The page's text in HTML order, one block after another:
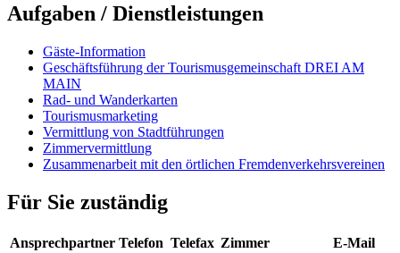
Aufgaben / Dienstleistungen
Gäste-Information
Geschäftsführung der Tourismusgemeinschaft DREI AM
MAIN
Rad- und Wanderkarten
Tourismusmarketing
Vermittlung von Stadtführungen
Zimmervermittlung
Zusammenarbeit mit den örtlichen Fremdenverkehrsvereinen
Für Sie zuständig
Ansprechpartner Telefon Telefax Zimmer
E-Mail